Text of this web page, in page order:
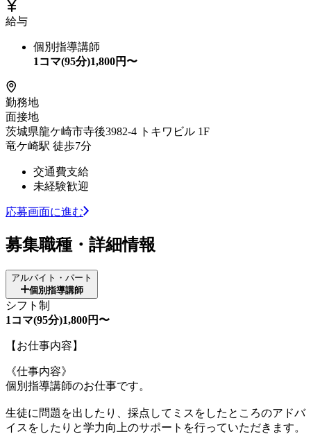
給与
個別指導講師
1コマ(95分)1,800円〜
勤務地
面接地
茨城県龍ケ崎市寺後3982-4 トキワビル 1F
竜ケ崎駅 徒歩7分
交通費支給
未経験歓迎
応募画面に進む
募集職種・詳細情報
アルバイト・パート
個別指導講師
シフト制
1コマ(95分)1,800円〜
【お仕事内容】
《仕事内容》
個別指導講師のお仕事です。
生徒に問題を出したり、採点してミスをしたところのアドバ
イスをしたりと学力向上のサポートを行っていただきます。